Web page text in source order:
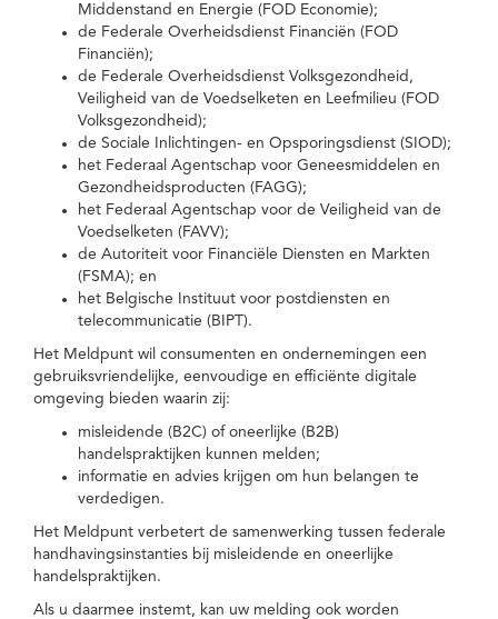
Middenstand en Energie (FOD Economie);
de Federale Overheidsdienst Financiën (FOD
Financiën);
de Federale Overheidsdienst Volksgezondheid,
Veiligheid van de Voedselketen en Leefmilieu (FOD
Volksgezondheid);
de Sociale Inlichtingen- en Opsporingsdienst (SIOD);
het Federaal Agentschap voor Geneesmiddelen en
Gezondheidsproducten (FAGG);
het Federaal Agentschap voor de Veiligheid van de
Voedselketen (FAVV);
de Autoriteit voor Financiële Diensten en Markten
(FSMA); en
het Belgische Instituut voor postdiensten en
telecommunicatie (BIPT).
Het Meldpunt wil consumenten en ondernemingen een
gebruiksvriendelijke, eenvoudige en efficiënte digitale
omgeving bieden waarin zij:
misleidende (B2C) of oneerlijke (B2B)
handelspraktijken kunnen melden;
informatie en advies krijgen om hun belangen te
verdedigen.
Het Meldpunt verbetert de samenwerking tussen federale
handhavingsinstanties bij misleidende en oneerlijke
handelspraktijken.
Als u daarmee instemt, kan uw melding ook worden